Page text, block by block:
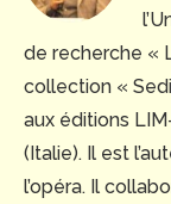
de recherche «
collection «
aux éditions
(Italie). Il est
l’opéra. Il